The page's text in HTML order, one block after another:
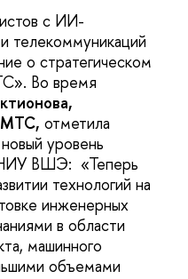
с ИИ-
телекоммуникаций
о стратегическом
Во время
МТС, отметила
уровень
ВШЭ: «Теперь
технологий на
инженерных
в области
машинного
объемами